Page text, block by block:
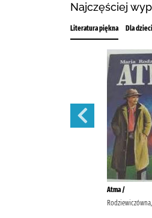
Najczęściej
Literatura piękna Dla
Atma /